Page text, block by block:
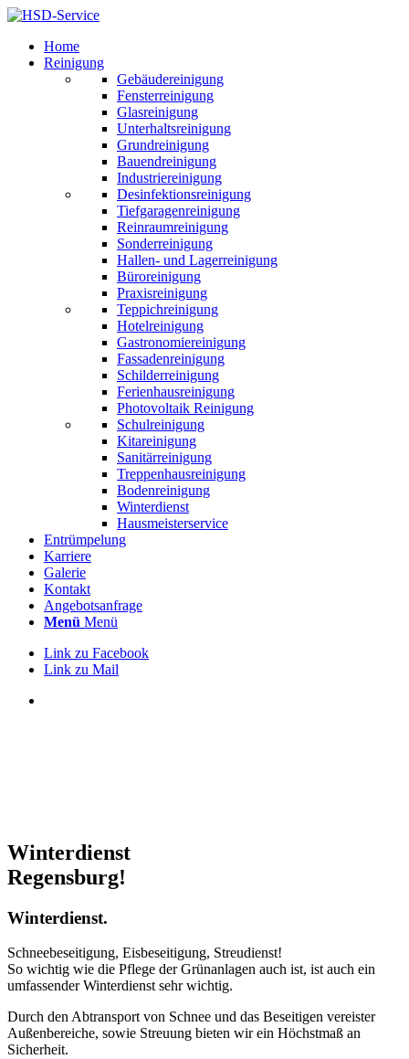
Home
Reinigung
Gebäudereinigung
Fensterreinigung
Glasreinigung
Unterhaltsreinigung
Grundreinigung
Bauendreinigung
Industriereinigung
Desinfektionsreinigung
Tiefgaragenreinigung
Reinraumreinigung
Sonderreinigung
Hallen- und Lagerreinigung
Büroreinigung
Praxisreinigung
Teppichreinigung
Hotelreinigung
Gastronomiereinigung
Fassadenreinigung
Schilderreinigung
Ferienhausreinigung
Photovoltaik Reinigung
Schulreinigung
Kitareinigung
Sanitärreinigung
Treppenhausreinigung
Bodenreinigung
Winterdienst
Hausmeisterservice
Entrümpelung
Karriere
Galerie
Kontakt
Angebotsanfrage
Menü Menü
Link zu Facebook
Link zu Mail
Winterdienst
Regensburg!
Winterdienst.
Schneebeseitigung, Eisbeseitigung, Streudienst!
So wichtig wie die Pflege der Grünanlagen auch ist, ist auch ein
umfassender Winterdienst sehr wichtig.
Durch den Abtransport von Schnee und das Beseitigen vereister
Außenbereiche, sowie Streuung bieten wir ein Höchstmaß an
Sicherheit.